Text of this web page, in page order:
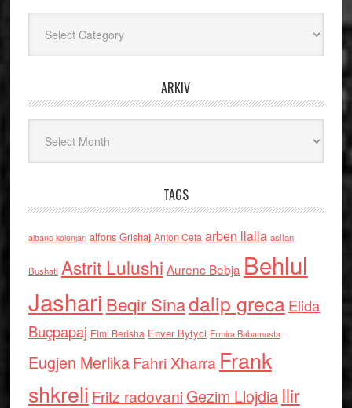
ARKIV
TAGS
albano kolonjari alfons Grishaj Anton Cefa arben llalla asllan
Bushati Astrit Lulushi Aurenc Bebja Behlul
Jashari Beqir Sinadalip grecaElida
Buçpapaj Elmi Berisha Enver Bytyci Ermira Babamusta
Eugjen MerlikaFahri Xharra Frank
shkreli Fritz radovaniGezim Llojdia Ilir